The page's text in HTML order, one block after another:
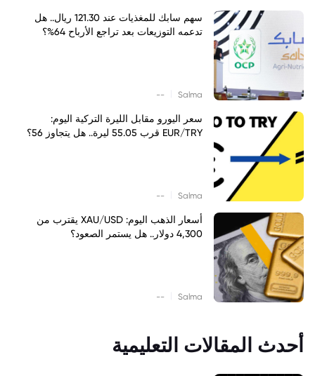
سهم سابك للمغذيات عند 121.30 ريال.. هل
تدعمه التوزيعات بعد تراجع الأرباح 64%؟
Salma
--
سعر اليورو مقابل الليرة التركية اليوم:
EUR/TRY قرب 55.05 ليرة.. هل يتجاوز 56؟
Salma
--
أسعار الذهب اليوم: XAU/USD يقترب من
4,300 دولار.. هل يستمر الصعود؟
Salma
--
أحدث المقالات التعليمية